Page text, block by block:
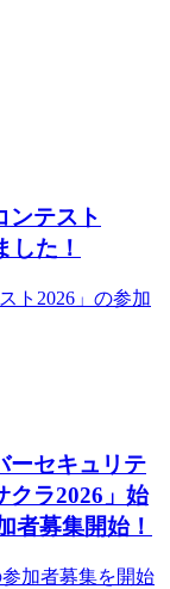
ンテスト
した！
ト2026」の参加
ーセキュリテ
クラ2026」始
者募集開始！
加者募集を開始